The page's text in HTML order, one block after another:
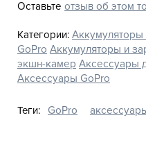
Оставьте отзыв об этом
Категории: Аккумуляторы
GoPro Аккумуляторы и
экшн-камер Аксессуары
Аксессуары GoPro
Теги: GoPro